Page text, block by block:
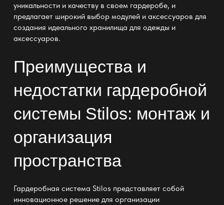
уникальности и качеству в своем гардеробе, и
предлагает широкий выбор модулей и аксессуаров для
создания идеального хранилища для одежды и
аксессуаров.
Преимущества и
недостатки гардеробной
системы Stilos: монтаж и
организация
пространства
Гардеробная система Stilos представляет собой
инновационное решение для организации